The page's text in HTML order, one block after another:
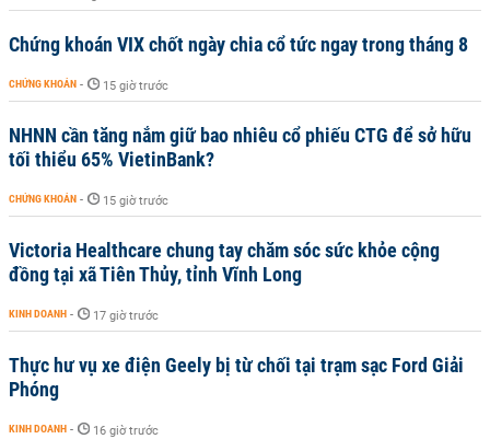
Chứng khoán VIX chốt ngày chia cổ tức ngay trong tháng 8
CHỨNG KHOÁN - 15 giờ trước
NHNN cần tăng nắm giữ bao nhiêu cổ phiếu CTG để sở hữu
tối thiểu 65% VietinBank?
CHỨNG KHOÁN - 15 giờ trước
Victoria Healthcare chung tay chăm sóc sức khỏe cộng
đồng tại xã Tiên Thủy, tỉnh Vĩnh Long
KINH DOANH - 17 giờ trước
Thực hư vụ xe điện Geely bị từ chối tại trạm sạc Ford Giải
Phóng
KINH DOANH - 16 giờ trước